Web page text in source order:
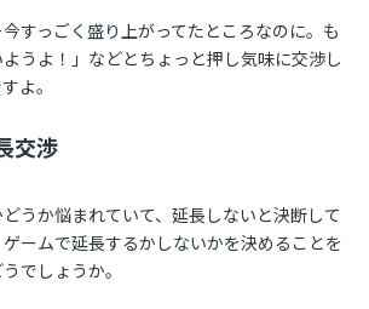
すっごく盛り上がってたところなのに。も
うよ！」などとちょっと押し気味に交渉し
よ。
交渉
うか悩まれていて、延長しないと決断して
ームで延長するかしないかを決めることを
でしょうか。